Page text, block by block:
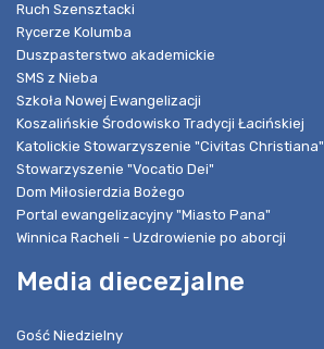
Ruch Szensztacki
Rycerze Kolumba
Duszpasterstwo akademickie
SMS z Nieba
Szkoła Nowej Ewangelizacji
Koszalińskie Środowisko Tradycji Łacińskiej
Katolickie Stowarzyszenie "Civitas Christiana"
Stowarzyszenie "Vocatio Dei"
Dom Miłosierdzia Bożego
Portal ewangelizacyjny "Miasto Pana"
Winnica Racheli - Uzdrowienie po aborcji
Media diecezjalne
Gość Niedzielny